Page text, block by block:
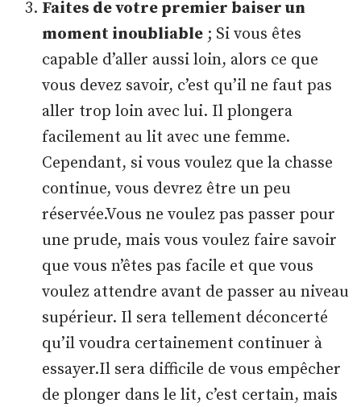
Faites de votre premier baiser un
moment inoubliable ; Si vous êtes
capable d’aller aussi loin, alors ce que
vous devez savoir, c’est qu’il ne faut pas
aller trop loin avec lui. Il plongera
facilement au lit avec une femme.
Cependant, si vous voulez que la chasse
continue, vous devrez être un peu
réservée.Vous ne voulez pas passer pour
une prude, mais vous voulez faire savoir
que vous n’êtes pas facile et que vous
voulez attendre avant de passer au niveau
supérieur. Il sera tellement déconcerté
qu’il voudra certainement continuer à
essayer.Il sera difficile de vous empêcher
de plonger dans le lit, c’est certain, mais